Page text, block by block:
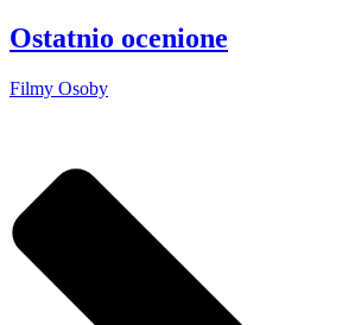
Ostatnio ocenione
Filmy Osoby